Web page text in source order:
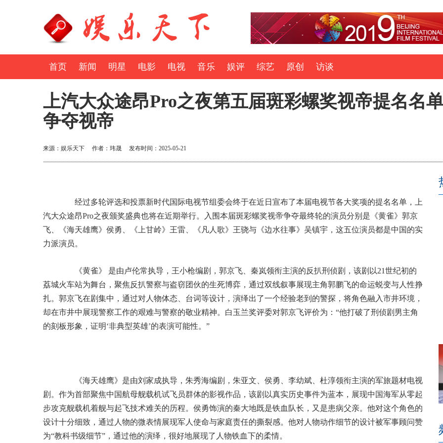
首页 新闻 明星 电影 电视 音乐 娱评 综艺 原创 访谈
上汽大众途昂Pro之夜第五届斑彩螺奖视帝提名名
争夺视帝
来源：娱乐天下 作者：玮晟 发布时间：2025-05-21
经过多轮评选和投票新时代国际电视节组委会终于在近日宣布了本届电视节各大奖项的提名名单，上
汽大众途昂Pro之夜颁奖盛典也将在近期举行。入围本届斑彩螺奖视帝争夺最终轮的演员分别是《黄雀》郭京
飞、《海天雄鹰》侯勇、《上甘岭》王雷、《凡人歌》王骁与《边水往事》吴镇宇，这五位演员都是中国的实
力派演员。
《黄雀》 是由卢伦常执导，王小枪编剧，郭京飞、秦岚领衔主演的反扒刑侦剧，该剧以21世纪初的
荔城火车站为舞台，聚焦反扒警察与盗窃团伙的生死博弈，通过双线叙事展现主角郭鹏飞的命运蜕变与人性挣
扎。郭京飞在剧集中，通过对人物体态、台词等设计，演绎出了一个经验老到的警探，将角色融入市井环境，
却在市井中展现警察工作的艰难与警察的敬业精神。白玉兰奖评委对郭京飞评价为：“他打破了刑侦剧男主角
的刻板形象，证明‘非典型英雄’的表演可能性。”
《海天雄鹰》是由刘家成执导，朱秀海编剧，朱亚文、侯勇、李幼斌、杜淳领衔主演的军旅题材电视
剧。作为首部聚焦中国航母舰载机试飞员群体的影视作品，该剧以真实历史事件为蓝本，展现中国海军从零起
步攻克舰载机着舰与起飞技术难关的历程。侯勇饰演的秦大地既是铁血队长，又是患病父亲。他对这个角色的
设计十分细致，通过人物的微表情展现军人使命与家庭责任的撕裂感。他对人物动作细节的设计被军事顾问赞
为“教科书级细节”，通过他的演绎，很好地展现了人物铁血下的柔情。